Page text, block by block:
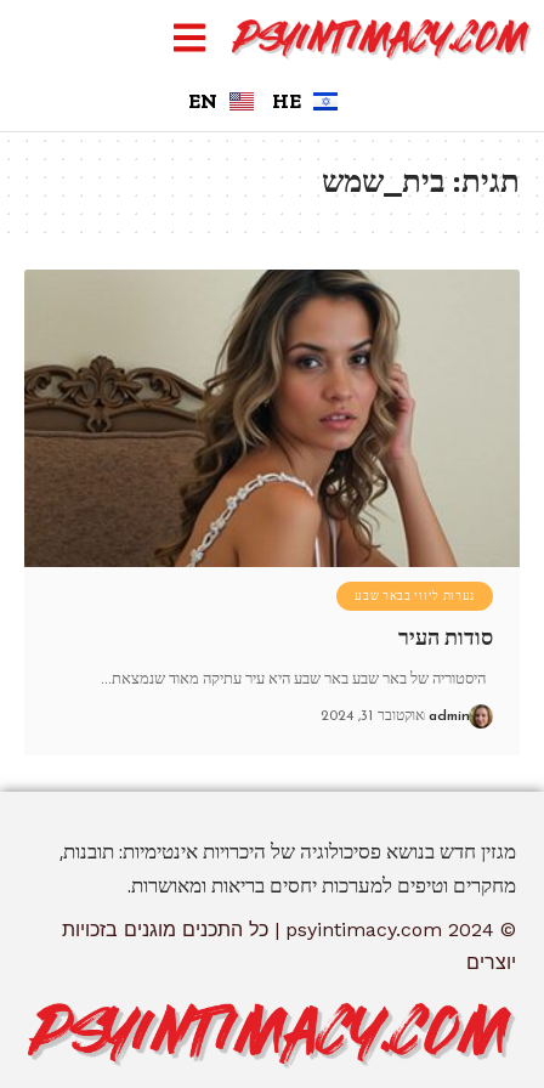
HE
EN
תגית:בית_שמש
נערות ליווי בבאר שבע
סודות העיר
היסטוריה של באר שבע באר שבע היא עיר עתיקה מאוד שנמצאת
admin אוקטובר 31, 2024
מגזין חדש בנושא פסיכולוגיה של היכרויות אינטימיות: תובנות,
מחקרים וטיפים למערכות יחסים בריאות ומאושרות.
© 2024 psyintimacy.com | כל התכנים מוגנים בזכויות
יוצרים